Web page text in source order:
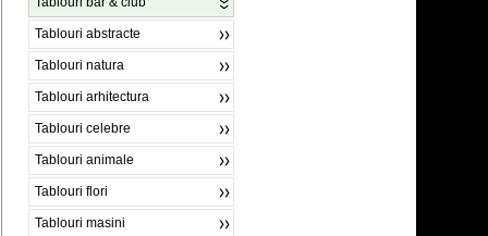
Tablouri abstracte
Tablouri natura
Tablouri arhitectura
Tablouri celebre
Tablouri animale
Tablouri flori
Tablouri masini